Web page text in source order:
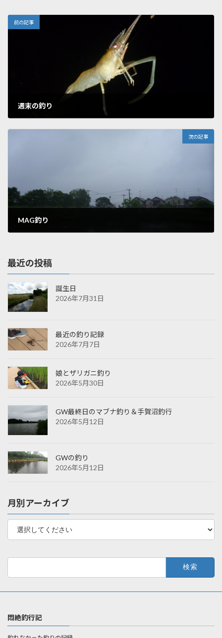
前の記事
週末の釣り
次の記事
MAG釣り
最近の投稿
誕生日
2026年7月31日
最近の釣り記録
2026年7月7日
娘とザリガニ釣り
2026年5月30日
GW最終日のマブナ釣り＆手賀沼釣行
2026年5月12日
GWの釣り
2026年5月12日
月別アーカイブ
悶絶釣行記